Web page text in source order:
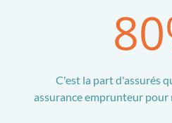
80
C'est la part d'assurés
assurance emprunteur pour